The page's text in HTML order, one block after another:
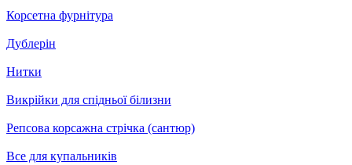
Корсетна фурнітура
Дублерін
Нитки
Викрійки для спідньої білизни
Репсова корсажна стрічка (сантюр)
Все для купальників